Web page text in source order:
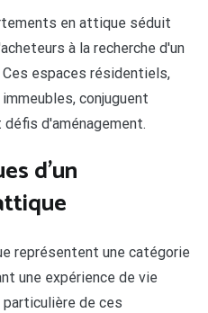
en attique séduit
à la recherche d'un
Ces espaces résidentiels,
conjuguent
d'aménagement.
d'un
représentent une catégorie
une expérience de vie
de ces